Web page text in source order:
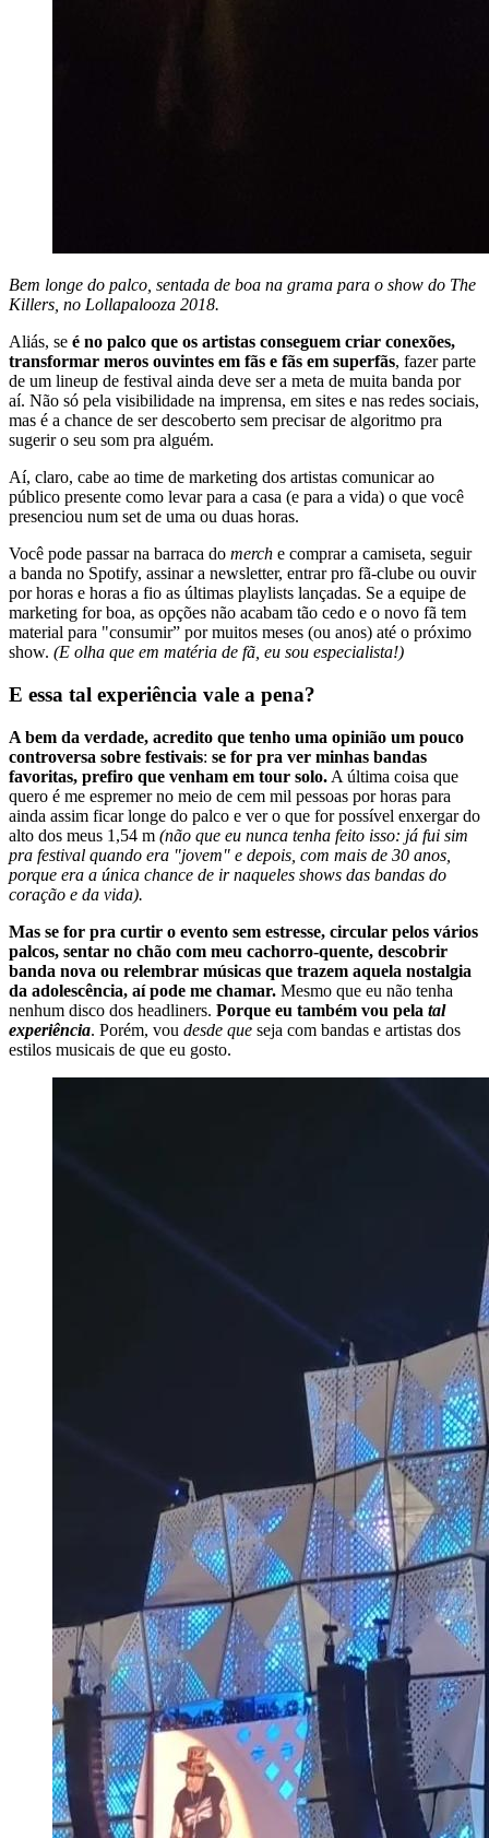
Bem longe do palco, sentada de boa na grama para o show do The
Killers, no Lollapalooza 2018.
Aliás, se é no palco que os artistas conseguem criar conexões,
transformar meros ouvintes em fãs e fãs em superfãs, fazer parte
de um lineup de festival ainda deve ser a meta de muita banda por
aí. Não só pela visibilidade na imprensa, em sites e nas redes sociais,
mas é a chance de ser descoberto sem precisar de algoritmo pra
sugerir o seu som pra alguém.
Aí, claro, cabe ao time de marketing dos artistas comunicar ao
público presente como levar para a casa (e para a vida) o que você
presenciou num set de uma ou duas horas.
Você pode passar na barraca do merch e comprar a camiseta, seguir
a banda no Spotify, assinar a newsletter, entrar pro fã-clube ou ouvir
por horas e horas a fio as últimas playlists lançadas. Se a equipe de
marketing for boa, as opções não acabam tão cedo e o novo fã tem
material para "consumir” por muitos meses (ou anos) até o próximo
show. (E olha que em matéria de fã, eu sou especialista!)
E essa tal experiência vale a pena?
A bem da verdade, acredito que tenho uma opinião um pouco
controversa sobre festivais: se for pra ver minhas bandas
favoritas, prefiro que venham em tour solo. A última coisa que
quero é me espremer no meio de cem mil pessoas por horas para
ainda assim ficar longe do palco e ver o que for possível enxergar do
alto dos meus 1,54 m (não que eu nunca tenha feito isso: já fui sim
pra festival quando era "jovem" e depois, com mais de 30 anos,
porque era a única chance de ir naqueles shows das bandas do
coração e da vida).
Mas se for pra curtir o evento sem estresse, circular pelos vários
palcos, sentar no chão com meu cachorro-quente, descobrir
banda nova ou relembrar músicas que trazem aquela nostalgia
da adolescência, aí pode me chamar. Mesmo que eu não tenha
nenhum disco dos headliners. Porque eu também vou pela tal
experiência. Porém, vou desde que seja com bandas e artistas dos
estilos musicais de que eu gosto.